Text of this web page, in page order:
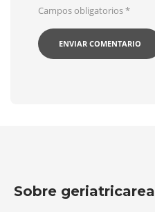
Campos obligatorios*
Sobre geriatricarea